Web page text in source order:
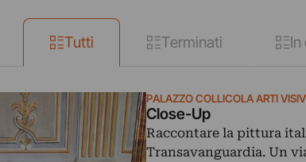
Tutti Terminati In
PALAZZO COLLICOLA ARTI
Close-Up
Raccontare la pittura
Transavanguardia. Un